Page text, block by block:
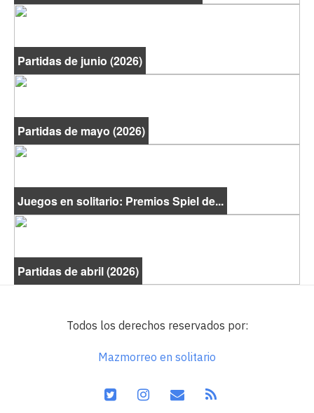
Partidas de junio (2026)
Partidas de mayo (2026)
Juegos en solitario: Premios Spiel de...
Partidas de abril (2026)
Todos los derechos reservados por:
Mazmorreo en solitario